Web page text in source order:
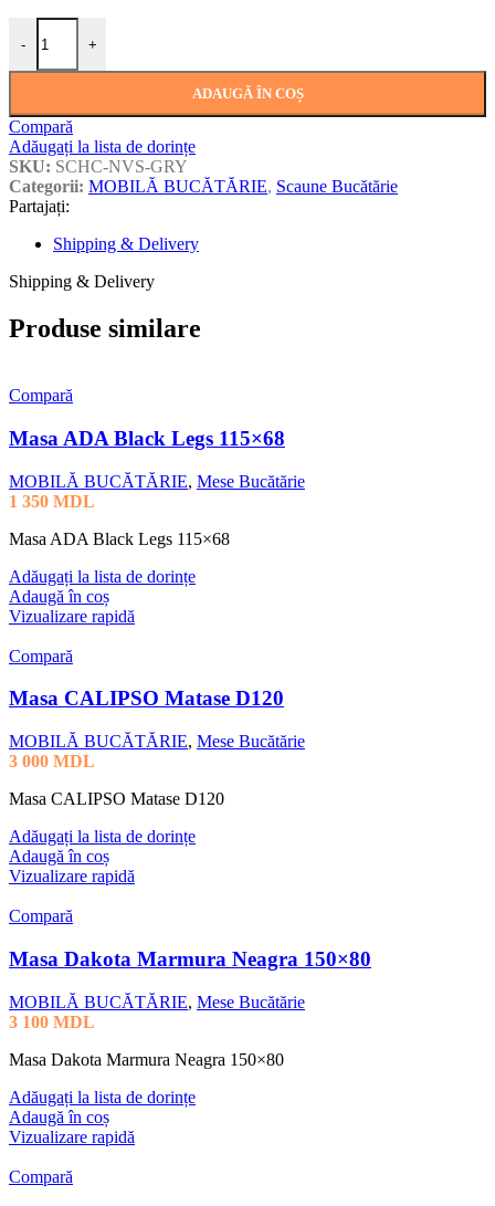
-
Cantitate Taburet Chico V-2 Grey
+
ADAUGĂ ÎN COȘ
Compară
Adăugați la lista de dorințe
SKU: SCHC-NVS-GRY
Categorii: MOBILĂ BUCĂTĂRIE, Scaune Bucătărie
Partajați:
Shipping & Delivery
Shipping & Delivery
Produse similare
Compară
Masa ADA Black Legs 115×68
MOBILĂ BUCĂTĂRIE, Mese Bucătărie
1 350 MDL
Masa ADA Black Legs 115×68
Adăugați la lista de dorințe
Adaugă în coș
Vizualizare rapidă
Compară
Masa CALIPSO Matase D120
MOBILĂ BUCĂTĂRIE, Mese Bucătărie
3 000 MDL
Masa CALIPSO Matase D120
Adăugați la lista de dorințe
Adaugă în coș
Vizualizare rapidă
Compară
Masa Dakota Marmura Neagra 150×80
MOBILĂ BUCĂTĂRIE, Mese Bucătărie
3 100 MDL
Masa Dakota Marmura Neagra 150×80
Adăugați la lista de dorințe
Adaugă în coș
Vizualizare rapidă
Compară